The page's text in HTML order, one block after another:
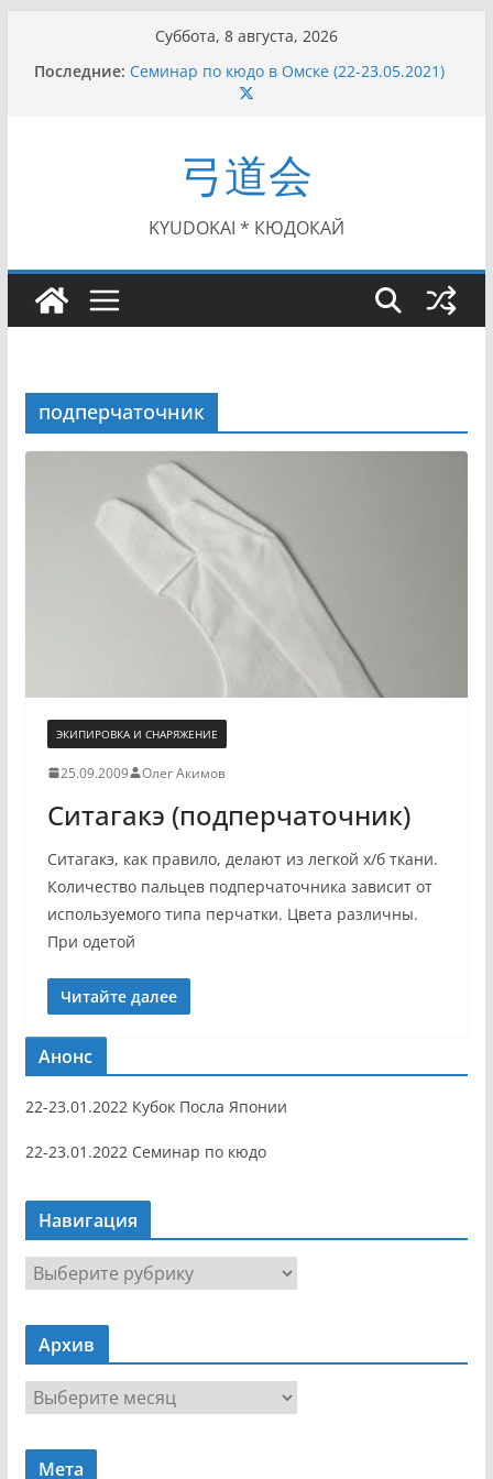
содержимому
Суббота, 8 августа, 2026
Последние: Семинар по кюдо в Омске (22-23.05.2021)
Чемпионат Росcии, Дёмино (2-5.09.2021)
II Кубок Посла Японии в России по Кюдо,
Орёл (25.07.2021)
I этап Кубка Московской области по Кюдо /
Сейдокан II (27.06.2021)
弓道会
KYUDOKAI * КЮДОКАЙ
подперчаточник
ЭКИПИРОВКА И СНАРЯЖЕНИЕ
25.09.2009 Олег Акимов
Ситагакэ (подперчаточник)
Ситагакэ, как правило, делают из легкой х/б ткани.
Количество пальцев подперчаточника зависит от
используемого типа перчатки. Цвета различны.
При одетой
Читайте далее
Анонс
22-23.01.2022 Кубок Посла Японии
22-23.01.2022 Семинар по кюдо
Навигация
Н
а
в
г
Архив
р
х
Мета